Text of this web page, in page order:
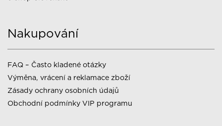
Nakupování
FAQ – Často kladené otázky
Výměna, vrácení a reklamace zboží
Zásady ochrany osobních údajů
Obchodní podmínky VIP programu